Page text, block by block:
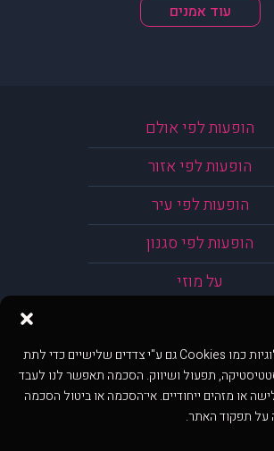
אנו משתמשים בטכנולוגיות כמו Cookies גם ע"י צדדים שלישיים כדי לתת
תפעול ושיווק. הסכמה תאפשר לנו לעבד
או מזהים ייחודיים. אי־הסכמה או ביטול הסכמה
על תפקוד האתר.
עוד אמנים
הופעות לפי אולם
הופעות לפי אזור
הופעות לפי עיר
הופעות לפי סגנון
על מוזי